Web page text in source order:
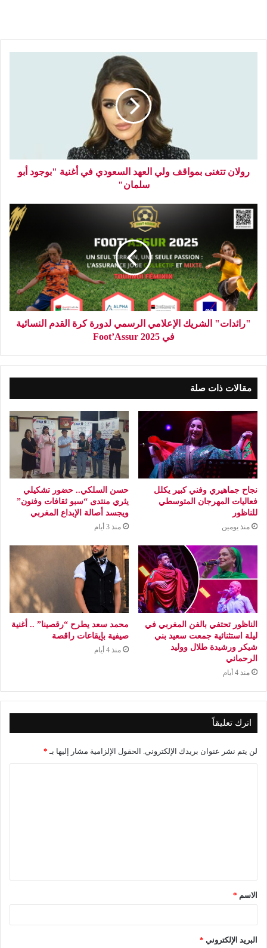
رولان تتغنى بمواقف ولي العهد السعودي في أغنية "بوجود أبو
سلمان"
"رائدات" الشريك الإعلامي الرسمي لدورة كرة القدم النسائية
في Foot’Assur 2025
مقالات ذات صلة
نجاح جماهيري وفني كبير يكلل
فعاليات المهرجان المتوسطي
للناظور
منذ يومين
حسن السلكي.. حضور تشكيلي
يثري منتدى “سبو ثقافات وفنون”
ويجسد أصالة الإبداع المغربي
منذ 3 أيام
الناظور تحتفي بالفن المغربي في
ليلة استثنائية جمعت سعيد بني
شيكر ورشيدة طلال ووليد
الرحماني
منذ 4 أيام
محمد سعد يطرح “رقصينا” .. أغنية
صيفية بإيقاعات راقصة
منذ 4 أيام
اترك تعليقاً
لن يتم نشر عنوان بريدك الإلكتروني. الحقول الإلزامية مشار إليها بـ *
ق
*الاسم *
البريد الإلكتروني *